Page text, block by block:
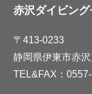
赤沢ダイビン
〒413-0233
静岡県伊東市赤
TEL&FAX：